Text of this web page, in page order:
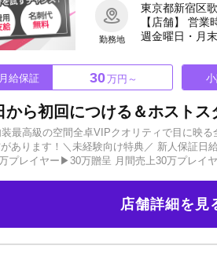
勤務地
東京都新宿区
【店舗】 営
週金曜日・月末
月給保証 30万円～
高級の空間全卓VIPクオリティで目に映る
あります！＼未経験向け特典／ 新人保証日
★生活用品一式プレゼント 新宿駅までお迎
残業なし※未経験でも安心してスタートで
ッフがいるので、営業中のグラス洗いも一
の人気店！ 待遇充実、安心の大手グループ
アナタが売れるまで完全バックアップ！！
店舗詳細を見